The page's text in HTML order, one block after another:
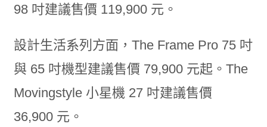
98 吋建議售價 119,900 元。
設計生活系列方面，The Frame Pro 75 吋
與 65 吋機型建議售價 79,900 元起。The
Movingstyle 小星機 27 吋建議售價
36,900 元。